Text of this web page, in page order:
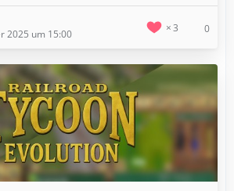
2025 um 15:00
3 0